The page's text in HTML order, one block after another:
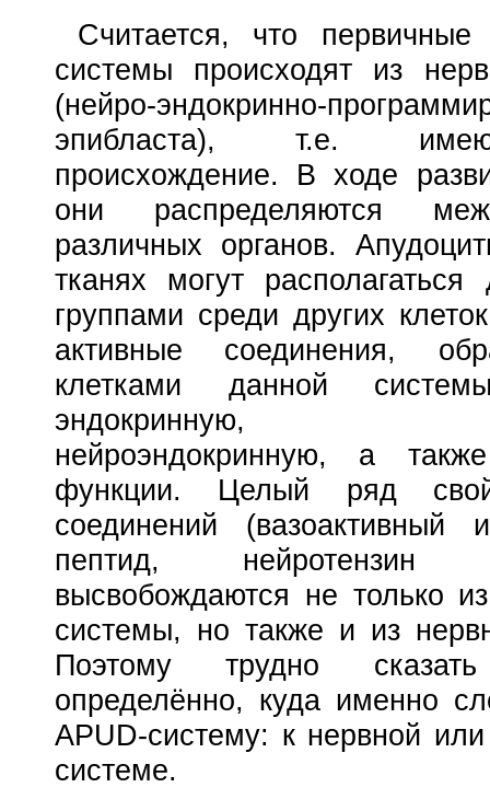
Считается, что первичные
системы происходят из
(нейро-эндокринно-
эпибласта), т.е.
происхождение. В ходе
они распределяются
различных органов.
тканях могут
группами среди других
активные соединения,
клетками данной
эндокринную,
нейроэндокринную, а
функции. Целый ряд
соединений (вазоактивный
пептид,
высвобождаются не только
системы, но также и из
Поэтому трудно
определённо, куда именно
APUD-систему: к нервной
системе.